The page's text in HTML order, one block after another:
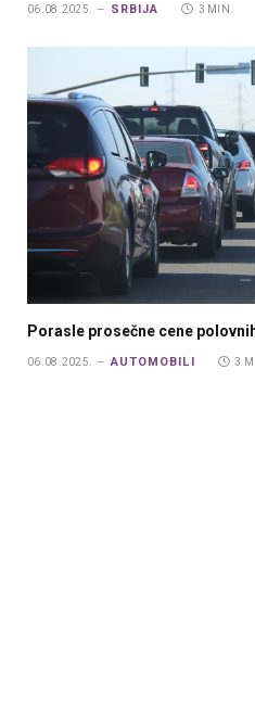
06.08.2025. SRBIJA 3 MIN.
Porasle prosečne cene
06.08.2025. AUTOMOBILI 3